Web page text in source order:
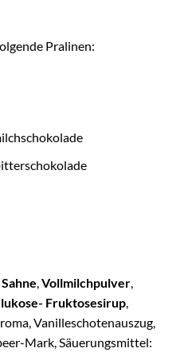
Pralinen:
Sahne Vollmilchpulver
Fruktosesirup
Vanilleschotenauszug,
Mark, Säuerungsmittel: